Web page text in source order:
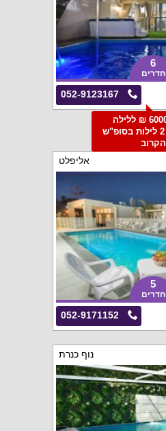
6
חדרים
052-9123167
החל מ6000 ₪ ללילה
למזמינים 2 לילות בסופ"ש
הקרוב
אליפלט
5
חדרים
052-9171152
נוף כנרת